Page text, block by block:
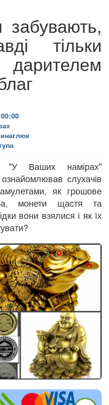
забувають,
тільки
"У Ваших намірах"
слухачів
як грошове
монети щастя та
вони взялися і як їх